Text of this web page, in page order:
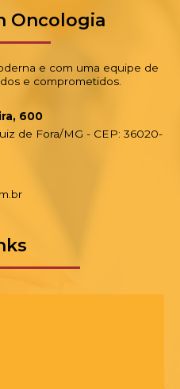
Oncologia
e com uma equipe de
e comprometidos.
600
de Fora/MG - CEP: 36020-